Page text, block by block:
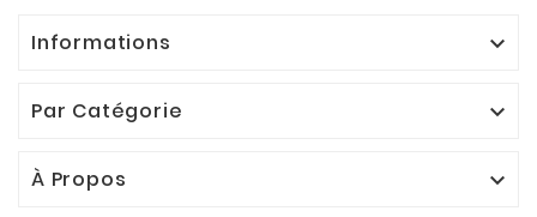
Informations 
Par Catégorie 
À Propos 